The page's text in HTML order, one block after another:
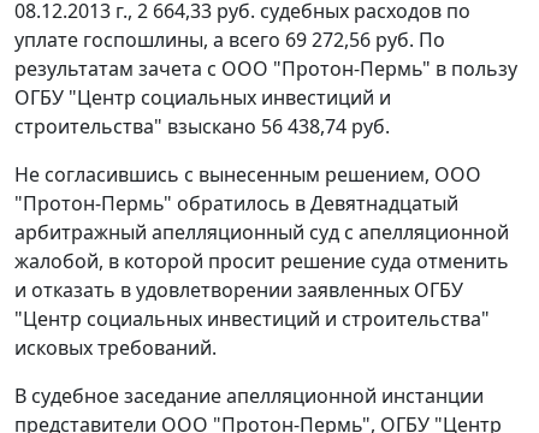
08.12.2013 г., 2 664,33 руб. судебных расходов по
уплате госпошлины, а всего 69 272,56 руб. По
результатам зачета с ООО "Протон-Пермь" в пользу
ОГБУ "Центр социальных инвестиций и
строительства" взыскано 56 438,74 руб.
Не согласившись с вынесенным решением, ООО
"Протон-Пермь" обратилось в Девятнадцатый
арбитражный апелляционный суд с апелляционной
жалобой, в которой просит решение суда отменить
и отказать в удовлетворении заявленных ОГБУ
"Центр социальных инвестиций и строительства"
исковых требований.
В судебное заседание апелляционной инстанции
представители ООО "Протон-Пермь", ОГБУ "Центр